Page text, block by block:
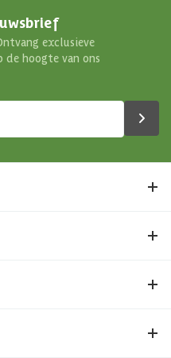
exclusieve
de hoogte van ons